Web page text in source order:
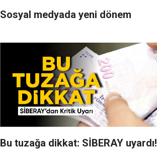
Sosyal medyada yeni dönem
Bu tuzağa dikkat: SİBERAY uyardı!